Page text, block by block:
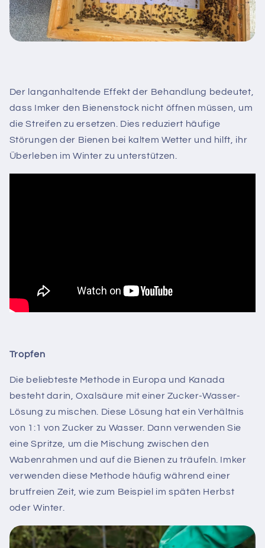
Der langanhaltende Effekt der Behandlung bedeutet,
dass Imker den Bienenstock nicht öffnen müssen, um
die Streifen zu ersetzen. Dies reduziert häufige
Störungen der Bienen bei kaltem Wetter und hilft, ihr
Überleben im Winter zu unterstützen.
Tropfen
Die beliebteste Methode in Europa und Kanada
besteht darin, Oxalsäure mit einer Zucker-Wasser-
Lösung zu mischen. Diese Lösung hat ein Verhältnis
von 1:1 von Zucker zu Wasser. Dann verwenden Sie
eine Spritze, um die Mischung zwischen den
Wabenrahmen und auf die Bienen zu träufeln. Imker
verwenden diese Methode häufig während einer
brutfreien Zeit, wie zum Beispiel im späten Herbst
oder Winter.